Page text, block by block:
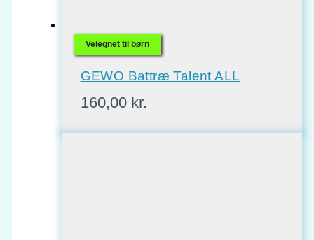
Velegnet til børn
GEWO Battræ Talent ALL
160,00 kr.